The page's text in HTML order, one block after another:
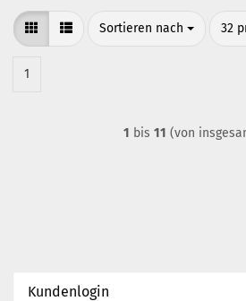
Sortieren nach
Sortieren nach 32
pro
1
1 bis 11 (von
Kundenlogin